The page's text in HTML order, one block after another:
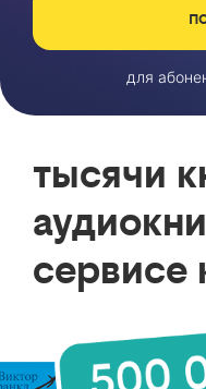
для
тысячи
сервисе